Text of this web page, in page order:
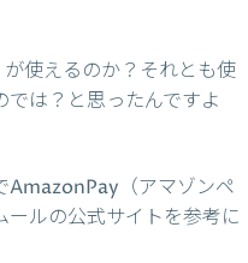
使えるのか？それとも使
は？と思ったんですよ
AmazonPay（アマゾンペ
ルの公式サイトを参考に